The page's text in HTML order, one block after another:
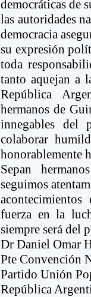
democráticas de
las autoridades
democracia
su expresión
toda
tanto aquejan a
República
hermanos de
innegables del
colaborar
honorablemente
Sepan
seguimos
fuerza en la
siempre será del
Dr Daniel Omar
Pte Convención
Partido Unión
República